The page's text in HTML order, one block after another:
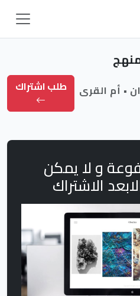
• أم القرى
طلب اشتراك
و لا يمكن
الاشتراك